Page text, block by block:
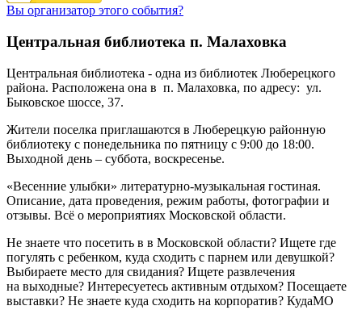
Вы организатор этого события?
Центральная библиотека п. Малаховка
Центральная библиотека - одна из библиотек Люберецкого
района. Расположена она в п. Малаховка, по адресу: ул.
Быковское шоссе, 37.
Жители поселка приглашаются в Люберецкую районную
библиотеку с понедельника по пятницу с 9:00 до 18:00.
Выходной день – суббота, воскресенье.
«Весенние улыбки» литературно-музыкальная гостиная.
Описание, дата проведения, режим работы, фотографии и
отзывы. Всё о мероприятиях Московской области.
Не знаете что посетить в в Московской области? Ищете где
погулять с ребенком, куда сходить с парнем или девушкой?
Выбираете место для свидания? Ищете развлечения
на выходные? Интересуетесь активным отдыхом? Посещаете
выставки? Не знаете куда сходить на корпоратив? КудаМО